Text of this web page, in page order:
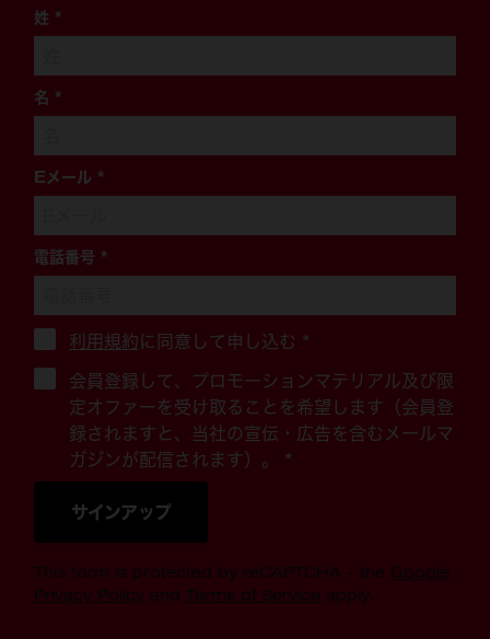
姓 *
名 *
Eメール *
電話番号 *
利用規約に同意して申し込む *
会員登録して、プロモーションマテリアル及び限
定オファーを受け取ることを希望します（会員登
録されますと、当社の宣伝・広告を含むメールマ
ガジンが配信されます）。 *
サインアップ
This form is protected by reCAPTCHA - the Google
Privacy Policyand Terms of Service apply.